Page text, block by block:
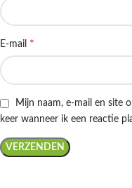
E-mail *
Mijn naam, e-mail en site
keer wanneer ik een reactie